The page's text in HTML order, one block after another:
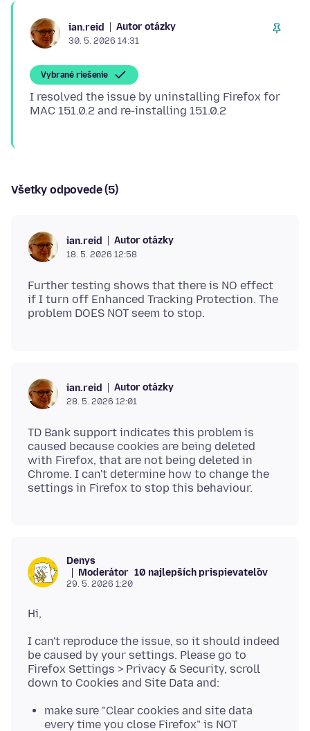
ian.reid Autor otázky
30. 5. 2026 14:31
Vybrané riešenie
I resolved the issue by uninstalling Firefox for
Všetky odpovede (5)
ian.reid Autor otázky
18. 5. 2026 12:58
Further testing shows that there is NO effect
if I turn off Enhanced Tracking Protection. The
ian.reid Autor otázky
28. 5. 2026 12:01
TD Bank support indicates this problem is
caused because cookies are being deleted
with Firefox, that are not being deleted in
Chrome. I can't determine how to change the
Denys
Moderátor 10 najlepších prispievateľov
29. 5. 2026 1:20
I can't reproduce the issue, so it should indeed
be caused by your settings. Please go to
Firefox Settings > Privacy & Security, scroll
make sure "Clear cookies and site data
every time you close Firefox" is NOT